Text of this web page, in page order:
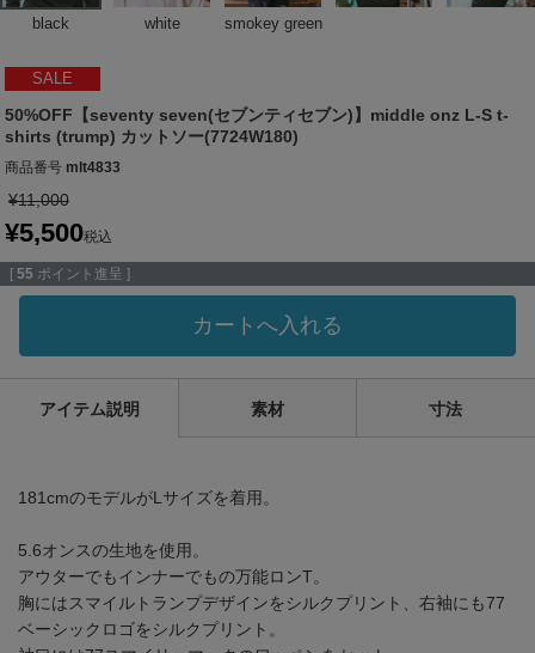
black white smokey green
SALE
50%OFF【seventy seven(セブンティセブン)】middle onz L-S t-
shirts (trump) カットソー(7724W180)
商品番号 mlt4833
¥11,000
¥5,500税込
[ 55 ポイント進呈 ]
カートへ入れる
アイテム説明 素材 寸法
181cmのモデルがLサイズを着用。
5.6オンスの生地を使用。
アウターでもインナーでもの万能ロンT。
胸にはスマイルトランプデザインをシルクプリント、右袖にも77
ベーシックロゴをシルクプリント。